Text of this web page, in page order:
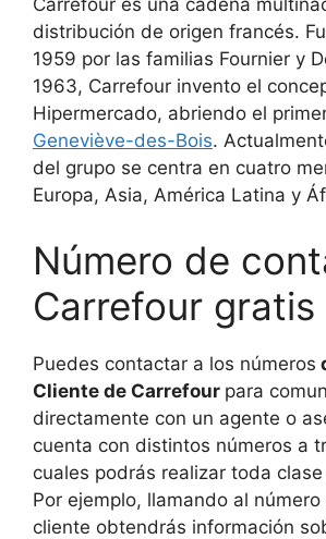
Carrefour es una cadena
distribución de origen francés.
1959 por las familias Fournier y
1963, Carrefour invento el
Hipermercado, abriendo el
Geneviève-des-Bois.
del grupo se centra en cuatro
Europa, Asia, América Latina y
Número de
Carrefour gratis
Puedes contactar a los números
Cliente de Carrefour para
directamente con un agente o
cuenta con distintos números a
cuales podrás realizar toda
Por ejemplo, llamando al
cliente obtendrás información